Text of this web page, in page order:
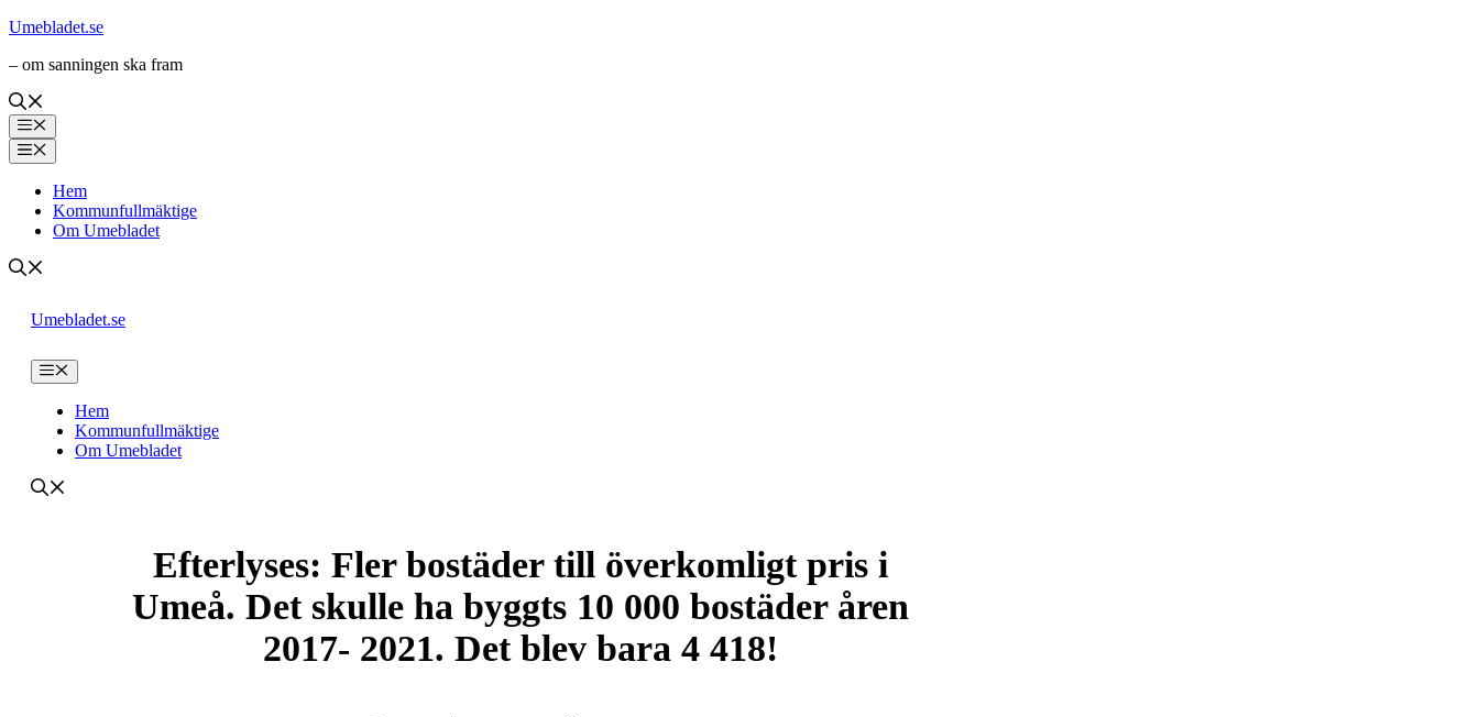
Hoppa
innehåll
Umebladet.se
– om sanningen ska fram
Meny
Meny
Hem
Kommunfullmäktige
Om Umebladet
Umebladet.se
Meny
Hem
Kommunfullmäktige
Om Umebladet
Efterlyses: Fler bostäder till överkomligt pris i
Umeå. Det skulle ha byggts 10 000 bostäder åren
2017- 2021. Det blev bara 4 418!